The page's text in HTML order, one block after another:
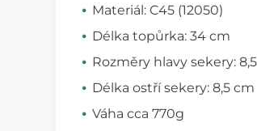
Materiál: C45 (12050)
Délka topůrka: 34 cm
Rozměry hlavy sekery:
Délka ostří sekery: 8,5 cm
Váha cca 770g